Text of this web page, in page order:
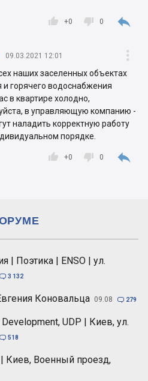

 0
 +0
09.03.2021 12:01 
наших заселенных объектах
и горячего водоснабжения
в квартире холодно,
в управляющую компанию -
наладить корректную работу
порядке.

 0
 +0
| Поэтика | ENSO | ул.
 3 132
Коновальца 09.08  279
UDP | Киев, ул.
 518
Киев, Военный проезд,